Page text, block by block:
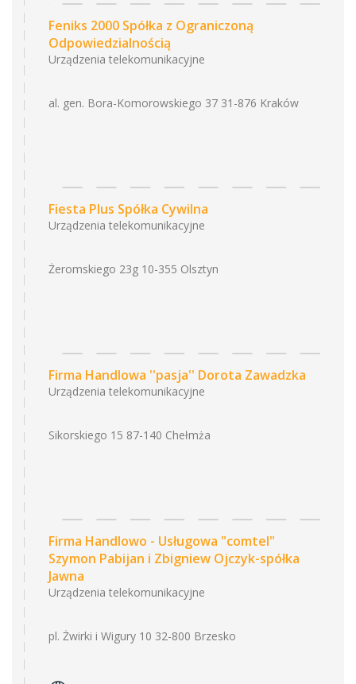
Feniks 2000 Spółka z Ograniczoną
Odpowiedzialnością
Urządzenia telekomunikacyjne
al. gen. Bora-Komorowskiego 37 31-876 Kraków
Fiesta Plus Spółka Cywilna
Urządzenia telekomunikacyjne
Żeromskiego 23g 10-355 Olsztyn
Firma Handlowa ''pasja'' Dorota Zawadzka
Urządzenia telekomunikacyjne
Sikorskiego 15 87-140 Chełmża
Firma Handlowo - Usługowa "comtel"
Szymon Pabijan i Zbigniew Ojczyk-spółka
Jawna
Urządzenia telekomunikacyjne
pl. Żwirki i Wigury 10 32-800 Brzesko